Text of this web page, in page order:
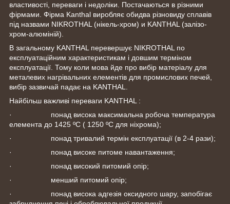
властивості, переваги і недоліки. Постачаються в різними
фірмами. Фірма Kanthal виробляє обидва різновиду сплавів
під назвами NIKROTHAL (нікель-хром) и KANTHAL (залізо-
хром-алюміній).
В загальному KANTHAL перевершує NIKROTHAL по
експлуатаційним характеристикам і довшим терміном
експлуатації. Тому коли мова йде про вибір матеріалу для
металевих нагрівальних елементів для промислових печей,
вибір зазвичай падає на KANTHAL.
Найбільш важливі переваги KANTHAL :
· понад висока максимальна робоча температура
елемента до 1425 ºС ( 1250 ºС для ніхрома);
· понад тривалий термін експлуатації (в 2-4 рази);
· понад високе питоме навантаження;
· понад високий питомий опір;
· менший питомий опір;
· понад висока адгезія оксидного шару, запобігає